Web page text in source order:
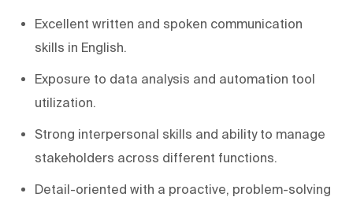
Excellent written and spoken communication
skills in English.
Exposure to data analysis and automation tool
utilization.
Strong interpersonal skills and ability to manage
stakeholders across different functions.
Detail-oriented with a proactive, problem-solving